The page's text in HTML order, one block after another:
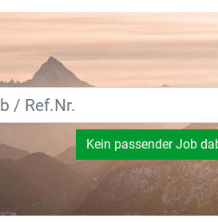
Kein passender Job